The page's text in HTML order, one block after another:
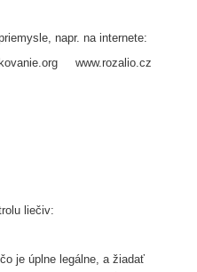
napr. na internete:
www.rozalio.cz
liečiv:
je úplne legálne, a žiadať